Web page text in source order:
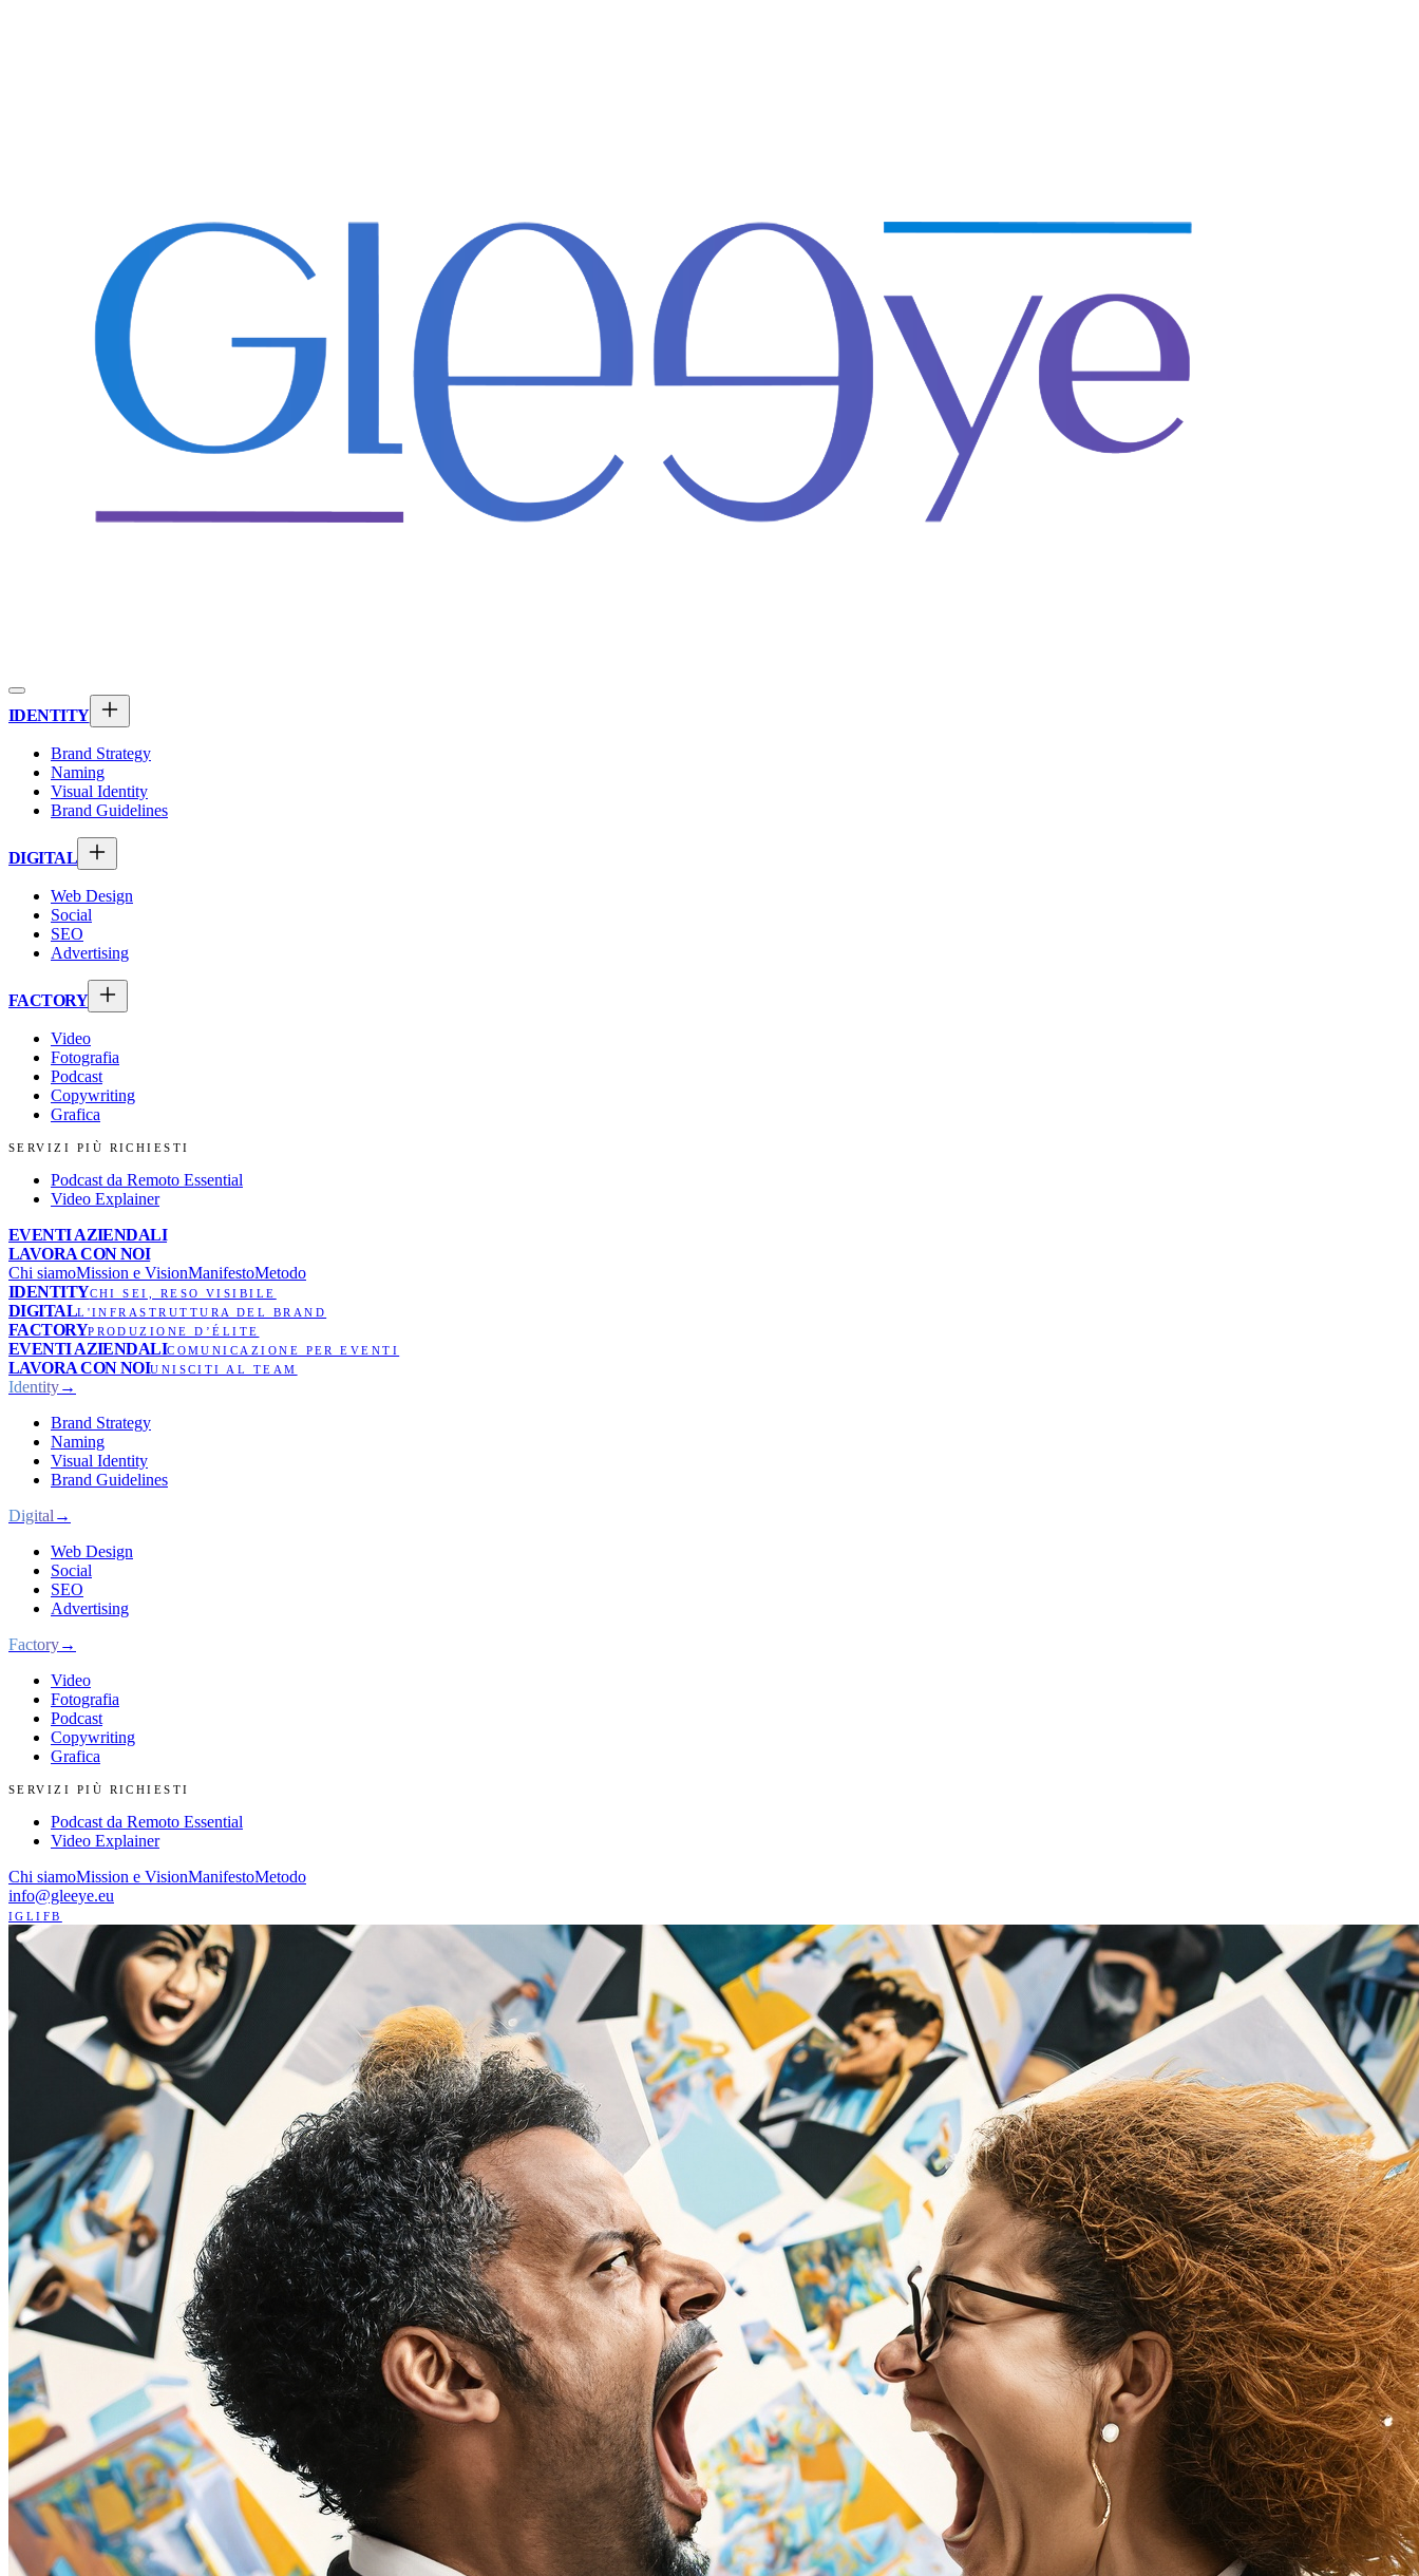
IDENTITY
Brand Strategy
Naming
Visual Identity
Brand Guidelines
DIGITAL
Web Design
Social
SEO
Advertising
FACTORY
Video
Fotografia
Podcast
Copywriting
Grafica
SERVIZI PIÙ RICHIESTI
Podcast da Remoto Essential
Video Explainer
EVENTI AZIENDALI
LAVORA CON NOI
Chi siamoMission e VisionManifestoMetodo
IDENTITYCHI SEI, RESO VISIBILE
DIGITALL'INFRASTRUTTURA DEL BRAND
FACTORYPRODUZIONE D’ÉLITE
EVENTI AZIENDALICOMUNICAZIONE PER EVENTI
LAVORA CON NOIUNISCITI AL TEAM
Identity→
Brand Strategy
Naming
Visual Identity
Brand Guidelines
Digital →
Web Design
Social
SEO
Advertising
Factory→
Video
Fotografia
Podcast
Copywriting
Grafica
SERVIZI PIÙ RICHIESTI
Podcast da Remoto Essential
Video Explainer
Chi siamoMission e VisionManifestoMetodo
info@gleeye.eu
IG LI FB